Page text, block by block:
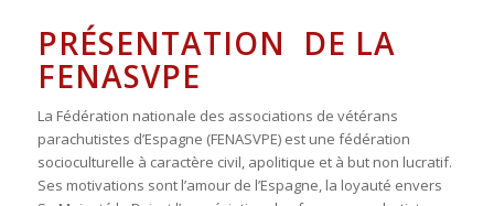
PRÉSENTATION DE LA
FENASVPE
La Fédération nationale des associations de vétérans
parachutistes d’Espagne (FENASVPE) est une fédération
socioculturelle à caractère civil, apolitique et à but non lucratif.
Ses motivations sont l’amour de l’Espagne, la loyauté envers